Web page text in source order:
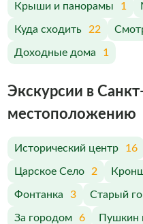
Крыши и панорамы 1
Куда сходить 22
Доходные дома 1
Экскурсии в
меcтоположению
Исторический центр 16
Царское Село 2
Фонтанка 3 Старый
За городом 6 Пушкин